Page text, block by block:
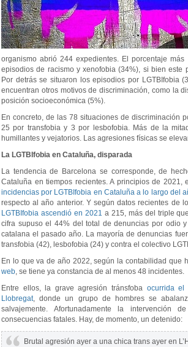
organismo abrió 244 expedientes. El porcentaje
episodios de racismo y xenofobia (34%), si bien este
Por detrás se situaron los episodios por LGTBIfobia
encuentran otros motivos de discriminación, como la
posición socioeconómica (5%).
En concreto, de las 78 situaciones de discriminación
25 por transfobia y 3 por lesbofobia. Más de la
humillantes y vejatorios. Las agresiones físicas se
La LGTBIfobia en Cataluña, disparada
La tendencia de Barcelona se corresponde, de
Cataluña en tiempos recientes. A principios de 2021,
incidencias por LGTBIfobia en Cataluña a lo largo del
respecto al año anterior. Y según datos recientes de
LGTBIfobia ascendió en 2021 a 215, más del triple
cifra supuso el 44% del total de denuncias por odio
catalana el pasado año. La mayoría de denuncias
transfobia (42), lesbofobia (24) y contra el colectivo
En lo que va de año 2022, según la contabilidad que
web, se tiene ya constancia de al menos 48 incidentes.
Entre ellos, la grave agresión tránsfoba ocurrida el
Llobregat, donde un grupo de hombres se
salvajemente. Afortunadamente la
consecuencias fatales. Hay, de momento, un detenido:
Brutal agresión ayer a una chica trans ayer en